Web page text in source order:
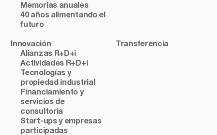
Memorias anuales
40 años alimentando el
futuro
Innovación
Alianzas R+D+i
Actividades R+D+i
Tecnologías y
propiedad industrial
Financiamiento y
servicios de
consultoria
Start-ups y empresas
participadas
Transferencia